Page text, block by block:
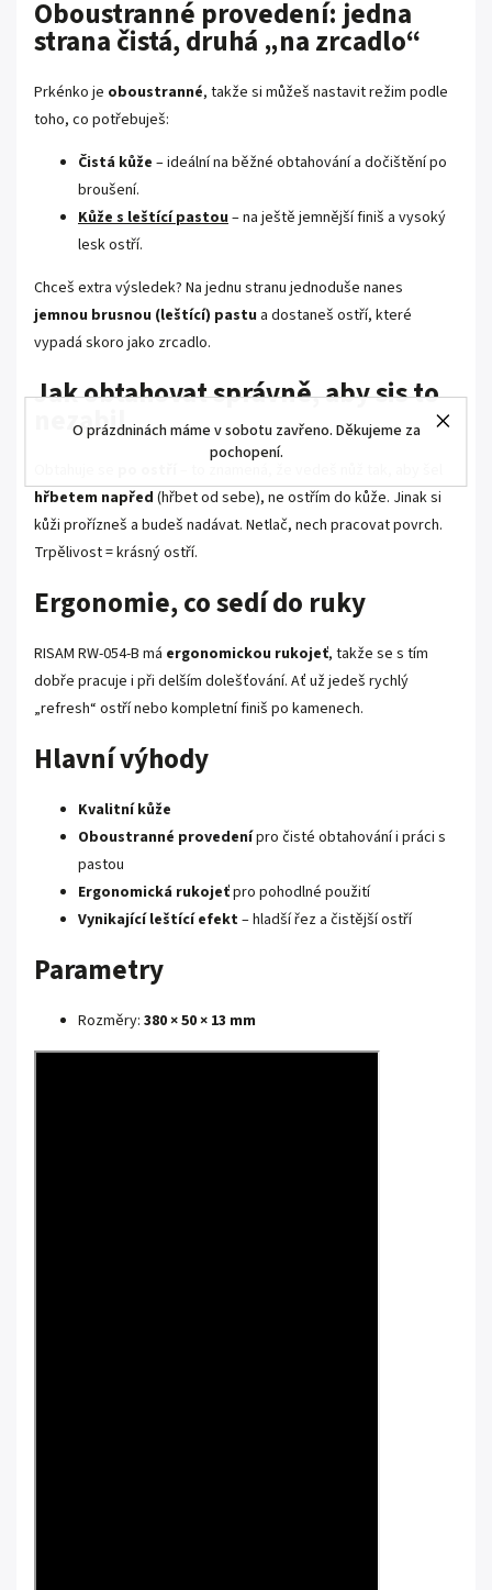
O prázdninách máme v sobotu zavřeno. Děkujeme za
pochopení.
Oboustranné provedení: jedna
strana čistá, druhá „na zrcadlo“
Prkénko je oboustranné, takže si můžeš nastavit režim podle
toho, co potřebuješ:
Čistá kůže – ideální na běžné obtahování a dočištění po
broušení.
Kůže s leštící pastou – na ještě jemnější finiš a vysoký
lesk ostří.
Chceš extra výsledek? Na jednu stranu jednoduše nanes
jemnou brusnou (leštící) pastu a dostaneš ostří, které
vypadá skoro jako zrcadlo.
Jak obtahovat správně, aby sis to
nezabil
hřbetem napřed (hřbet od sebe), ne ostřím do kůže. Jinak si
kůži prořízneš a budeš nadávat. Netlač, nech pracovat povrch.
Trpělivost = krásný ostří.
Ergonomie, co sedí do ruky
RISAM RW-054-B má ergonomickou rukojeť, takže se s tím
dobře pracuje i při delším dolešťování. Ať už jedeš rychlý
„refresh“ ostří nebo kompletní finiš po kamenech.
Hlavní výhody
Kvalitní kůže
Oboustranné provedenípro čisté obtahování i práci s
pastou
Ergonomická rukojeťpro pohodlné použití
Vynikající leštící efekt– hladší řez a čistější ostří
Parametry
Rozměry: 380 × 50 × 13 mm